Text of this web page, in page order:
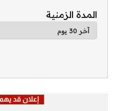
المدة الزمنية